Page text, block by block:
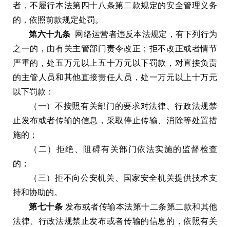
者 ，不履行本法第四十八条第二款规定的安全管理义务
的 ， 依照前款规定处罚。
第六十九条 网络运营者违反本法规定 ， 有下列行为
之一的 ， 由有关主管部门责令改正 ； 拒不改正或者情节
严重的 ，处五万元以上五十万元以下罚款 ， 对直接负责
的主管人员和其他直接责任人员 ，处一万元以上十万元
以下罚款 ：
（一）不按照有关部门的要求对法律 、行政法规禁
止发布或者传输的信息 ， 采取停止传输
消除等处置措
施的 ；
（ 二 ） 拒绝
阻碍有关部门依法实施的监督检查
的 ；
（ 三）拒不向公安机关
国家安全机关提供技术支
持和协助的。
第七十条 发布或者传输本法第十二条第二款和其他
法律
行政法规禁止发布或者传输的信息的 ，依照有关